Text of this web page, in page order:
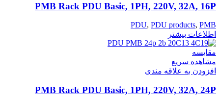
PMB Rack PDU Basic, 1PH, 220V, 32A, 16P
PDU, PDU products, PMB
اطلاعات بیشتر
مقایسه
مشاهده سریع
افزودن به علاقه مندی
PMB Rack PDU Basic, 1PH, 220V, 32A, 24P